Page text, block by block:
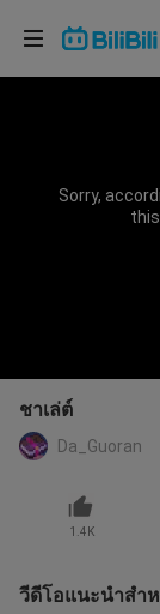
Sorry,
ชาเล่ต์
Da_Guoran
1.4K
วีดีโอแนะนำสำ
เลือกภาษา